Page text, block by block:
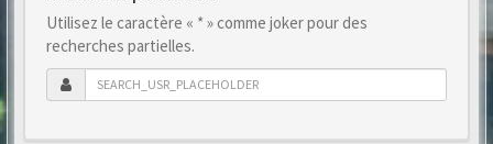
Utilisez le caractère « * » comme joker pour des
recherches partielles.